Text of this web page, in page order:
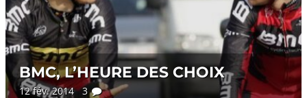
BMC, L’HEURE DES CHOIX
12 fév. 2014 3